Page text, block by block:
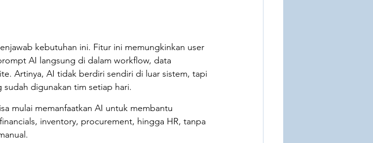
kebutuhan ini. Fitur ini memungkinkan user
AI langsung di dalam workflow, data
Artinya, AI tidak berdiri sendiri di luar sistem, tapi
sudah digunakan tim setiap hari.
mulai memanfaatkan AI untuk membantu
inventory, procurement, hingga HR, tanpa